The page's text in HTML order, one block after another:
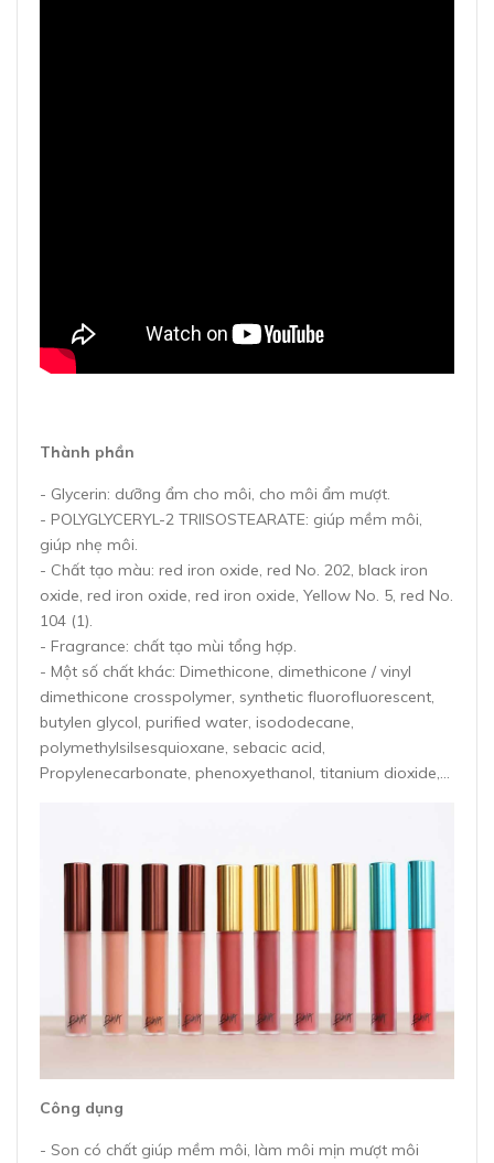
Thành phần
- Glycerin: dưỡng ẩm cho môi, cho môi ẩm mượt.
- POLYGLYCERYL-2 TRIISOSTEARATE: giúp mềm môi,
giúp nhẹ môi.
- Chất tạo màu: red iron oxide, red No. 202, black iron
oxide, red iron oxide, red iron oxide, Yellow No. 5, red No.
104 (1).
- Fragrance: chất tạo mùi tổng hợp.
- Một số chất khác: Dimethicone, dimethicone / vinyl
dimethicone crosspolymer, synthetic fluorofluorescent,
butylen glycol, purified water, isododecane,
polymethylsilsesquioxane, sebacic acid,
Propylenecarbonate, phenoxyethanol, titanium dioxide,…
Công dụng
- Son có chất giúp mềm môi, làm môi mịn mượt môi